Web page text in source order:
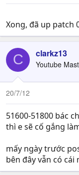
Xong, đã up patch
C clarkz13
Youtube
20/7/12
51600-51800 bác
thì e sẽ cố gắng
mấy ngày trước
bên đây vẫn có cái